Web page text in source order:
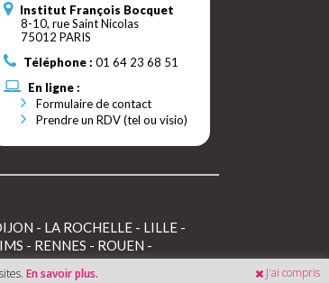
Institut François Bocquet
8-10, rue Saint Nicolas
75012 PARIS
Téléphone : 01 64 23 68 51
En ligne :
Formulaire de contact
Prendre un RDV (tel ou visio)
- LA ROCHELLE - LILLE -
- RENNES - ROUEN -
En savoir plus. J'ai compris